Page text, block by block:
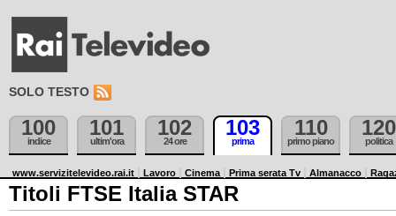
SOLO TESTO
100
indice
101
ultim'ora
102
24 ore
103
prima
110
primo piano
120
politica
www.servizitelevideo.rai.it Lavoro Cinema Prima serata Tv Almanacco
Titoli FTSE Italia STAR